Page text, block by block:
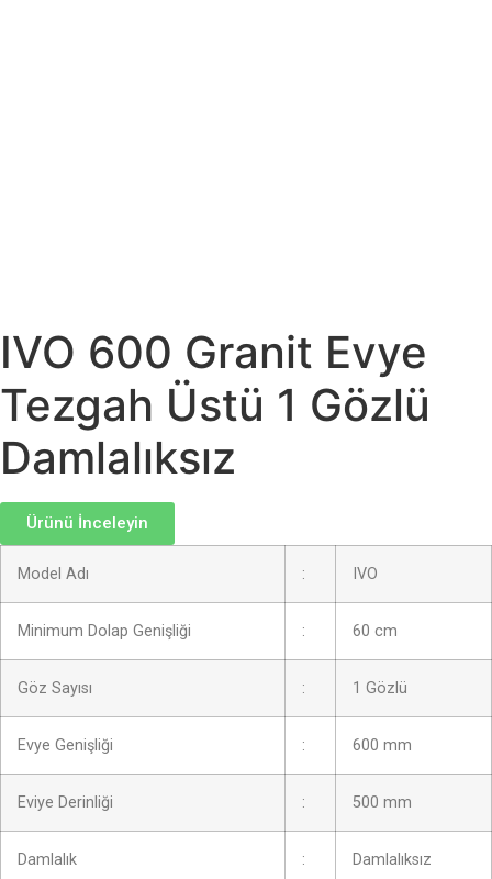
IVO 600 Granit Evye
Tezgah Üstü 1 Gözlü
Damlalıksız
Ürünü İnceleyin
Model Adı : IVO
Minimum Dolap Genişliği : 60 cm
Göz Sayısı : 1 Gözlü
Evye Genişliği : 600 mm
Eviye Derinliği : 500 mm
Damlalık : Damlalıksız